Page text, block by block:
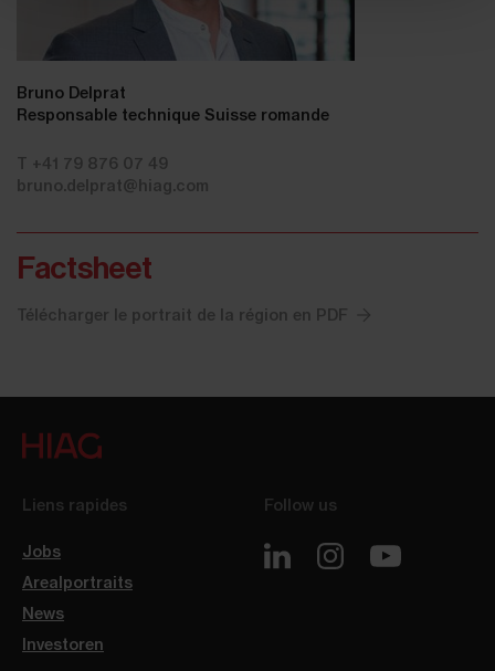
Bruno Delprat
Responsable technique Suisse romande
T +41 79 876 07 49
bruno.delprat@hiag.com
Factsheet
Télécharger le portrait de la région en PDF
Liens rapides
Jobs
Arealportraits
News
Investoren
Follow us